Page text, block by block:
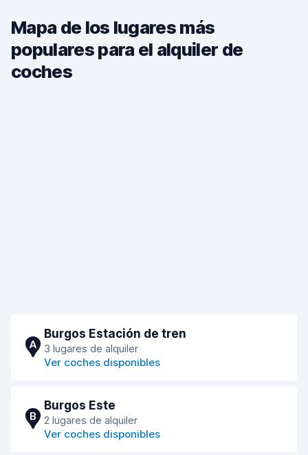
Mapa de los lugares más
populares para el alquiler de
coches
A
Burgos Estación de tren
3 lugares de alquiler
Ver coches disponibles
B
Burgos Este
2 lugares de alquiler
Ver coches disponibles